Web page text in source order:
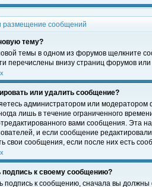
размещение сообщений
тему?
темы в одном из форумов щелкните
перечислены внизу страниц форумов или
или удалить сообщение?
администратором или модератором
лишь в течение ограниченного
вами сообщения. Эта
и если сообщение
свои сообщения, если после них есть
подпись к своему сообщению?
подпись к сообщению, сначала вы